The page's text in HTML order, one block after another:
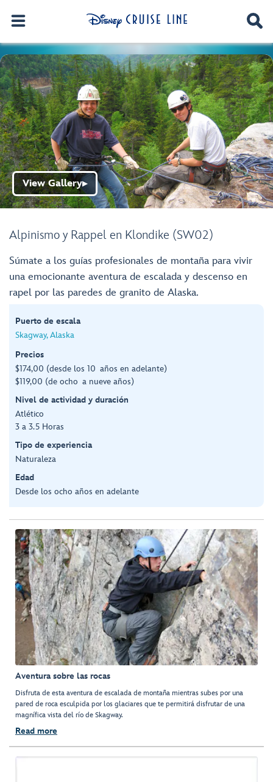
Alpinismo y Rappel en Klondike (SW02)
View Gallery▶
Súmate a los guías profesionales de montaña para vivir
una emocionante aventura de escalada y descenso en
rapel por las paredes de granito de Alaska.
Puerto de escala
Skagway, Alaska
Precios
$174,00 (desde los 10 años en adelante)
$119,00 (de ocho a nueve años)
Nivel de actividad y duración
Atlético
3 a 3.5 Horas
Tipo de experiencia
Naturaleza
Edad
Desde los ocho años en adelante
Aventura sobre las rocas
Disfruta de esta aventura de escalada de montaña mientras subes por una
pared de roca esculpida por los glaciares que te permitirá disfrutar de una
magnífica vista del río de Skagway.
Read more